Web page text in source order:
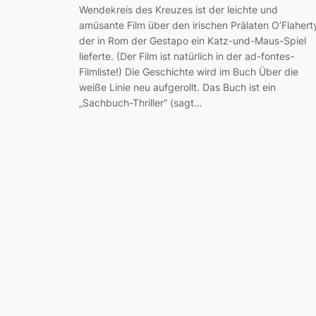
Wendekreis des Kreuzes ist der leichte und
amüsante Film über den irischen Prälaten
der in Rom der Gestapo ein Katz-und-Maus-Spiel
lieferte. (Der Film ist natürlich in der ad-fontes-
Filmliste!) Die Geschichte wird im Buch Über die
weiße Linie neu aufgerollt. Das Buch ist ein
„Sachbuch-Thriller“ (sagt…